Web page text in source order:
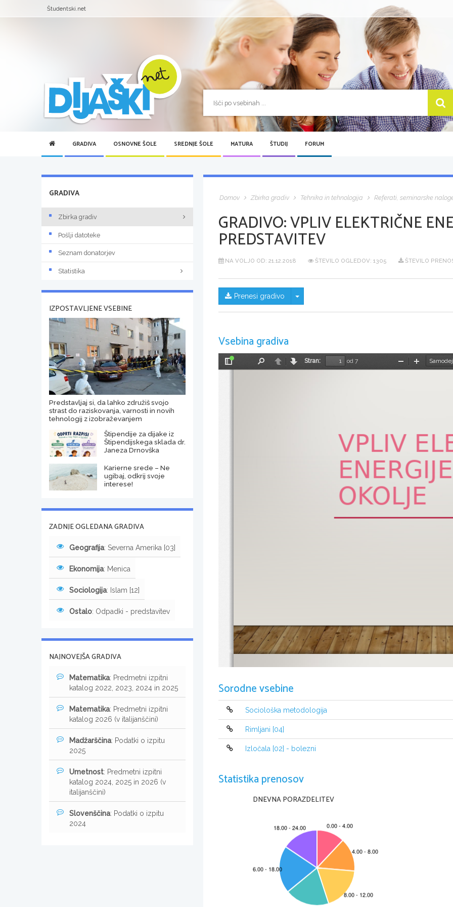
Študentski.net
GRADIVA OSNOVNE ŠOLE SREDNJE ŠOLE MATURA ŠTUDIJ FORUM
Domov Zbirka gradiv Tehnika in tehnologija Referati, seminarske
GRADIVO:VPLIV ELEKTRIČNE
PREDSTAVITEV
NA VOLJO OD: 21.12.2018 ŠTEVILO OGLEDOV: 1305 ŠTEVILO
Prenesi gradivo Skrij/prikaži meni
Vsebina gradiva
Preklopi
NazajNaprej
Stran:
od 7
PomanjšajPovečaj
VPLIV
OKOLJE
ELEKTRIČNA
• Električna energija je
pridelovanja hrane, kajti
tega ne bodo
nadomestili čipi,
roboti...
Sorodne vsebine
Sociološka metodologija
Rimljani [04]
Izločala [02] - bolezni
Statistika prenosov
DNEVNA PORAZDELITEV
GRADIVA
Zbirka gradiv
Pošlji datoteke
Seznam donatorjev
Statistika
IZPOSTAVLJENE VSEBINE
Predstavljaj si, da lahko združiš svojo
strast do raziskovanja, varnosti in novih
tehnologij z izobraževanjem
Štipendije za dijake iz
Štipendijskega sklada dr.
Janeza Drnovška
Karierne srede – Ne
ugibaj, odkrij svoje
interese!
ZADNJE OGLEDANA GRADIVA
Geografija: Severna Amerika [03]
Ekonomija: Menica
Sociologija: Islam [12]
Ostalo: Odpadki - predstavitev
NAJNOVEJŠA GRADIVA
Matematika: Predmetni izpitni
katalog 2022, 2023, 2024 in 2025
Matematika: Predmetni izpitni
katalog 2026 (v italijanščini)
Madžarščina: Podatki o izpitu
2025
Umetnost: Predmetni izpitni
katalog 2024, 2025 in 2026 (v
italijanščini)
Slovenščina: Podatki o izpitu
2024